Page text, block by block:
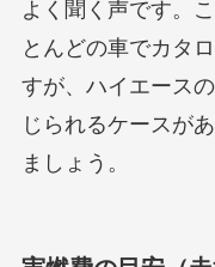
よく聞く声です。
とんどの車でカタ
すが、ハイエース
じられるケースが
ましょう。